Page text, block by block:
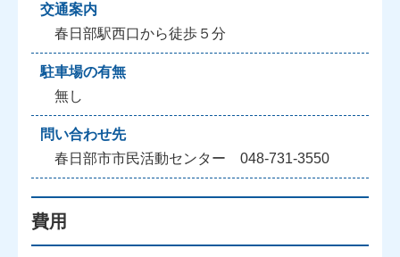
交通案内
春日部駅西口から徒歩５分
駐車場の有無
無し
問い合わせ先
春日部市市民活動センター 048-731-3550
費用